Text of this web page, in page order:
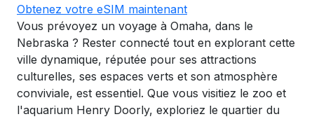
Obtenez votre eSIM maintenant
Vous prévoyez un voyage à Omaha, dans le
Nebraska ? Rester connecté tout en explorant cette
ville dynamique, réputée pour ses attractions
culturelles, ses espaces verts et son atmosphère
conviviale, est essentiel. Que vous visitiez le zoo et
l'aquarium Henry Doorly, exploriez le quartier du